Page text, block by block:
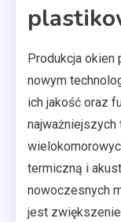
Produkcja
nowym
ich jakość oraz
termiczną i
nowoczesnych
jest